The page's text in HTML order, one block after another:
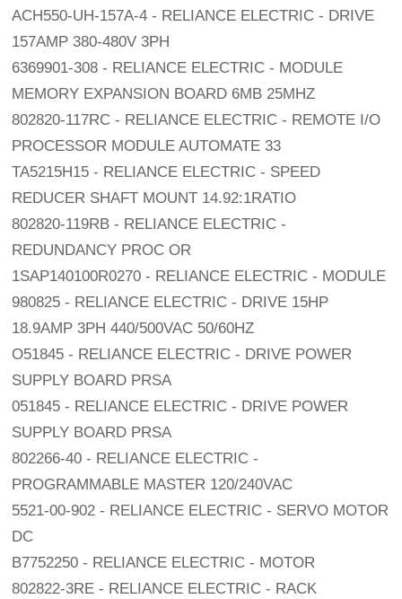
ACH550-UH-157A-4 - RELIANCE ELECTRIC - DRIVE
157AMP 380-480V 3PH
6369901-308 - RELIANCE ELECTRIC - MODULE
MEMORY EXPANSION BOARD 6MB 25MHZ
802820-117RC - RELIANCE ELECTRIC - REMOTE I/O
PROCESSOR MODULE AUTOMATE 33
TA5215H15 - RELIANCE ELECTRIC - SPEED
REDUCER SHAFT MOUNT 14.92:1RATIO
802820-119RB - RELIANCE ELECTRIC -
REDUNDANCY PROC OR
1SAP140100R0270 - RELIANCE ELECTRIC - MODULE
980825 - RELIANCE ELECTRIC - DRIVE 15HP
18.9AMP 3PH 440/500VAC 50/60HZ
O51845 - RELIANCE ELECTRIC - DRIVE POWER
SUPPLY BOARD PRSA
051845 - RELIANCE ELECTRIC - DRIVE POWER
SUPPLY BOARD PRSA
802266-40 - RELIANCE ELECTRIC -
PROGRAMMABLE MASTER 120/240VAC
5521-00-902 - RELIANCE ELECTRIC - SERVO MOTOR
DC
B7752250 - RELIANCE ELECTRIC - MOTOR
802822-3RE - RELIANCE ELECTRIC - RACK